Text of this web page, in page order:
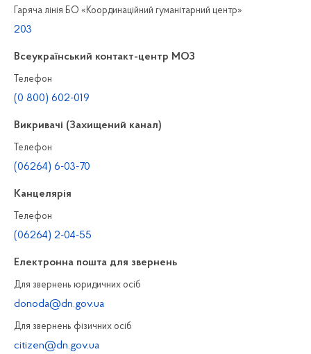
Гаряча лінія БО «Координаційний гуманітарний центр»
203
Всеукраїнський контакт-центр МОЗ
Телефон
(0 800) 602-019
Викривачі (Захищений канал)
Телефон
(06264) 6-03-70
Канцелярiя
Телефон
(06264) 2-04-55
Електронна пошта для звернень
Для звернень юридичних осiб
donoda@dn.gov.ua
Для звернень фізичних осiб
citizen@dn.gov.ua